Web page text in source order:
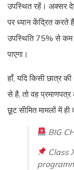
उपस्थित रहें। अक्सर
पर ध्यान केंद्रित करते
उपस्थिति 75% से कम
पाएगा।
हाँ, यदि किसी छात्र
से है, तो वह
छूट सीमित मामलों में ही
BIG
Class